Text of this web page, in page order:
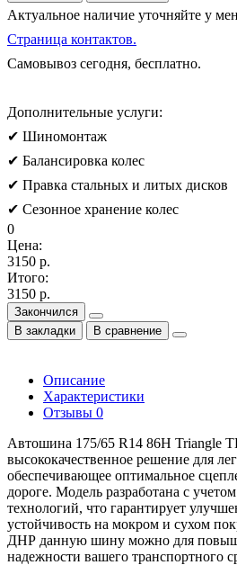
Актуальное наличие уточняйте у
Страница контактов.
Самовывоз сегодня, бесплатно.
Дополнительные услуги:
✔ Шиномонтаж
✔ Балансировка колес
✔ Правка стальных и литых дисков
✔ Сезонное хранение колес
0
Цена:
3150 р.
Итого:
3150 р.
Закончился
В закладки
В сравнение
Описание
Характеристики
Отзывы 0
Автошина 175/65 R14 86H Triangle
высококачественное решение для
обеспечивающее оптимальное
дороге. Модель разработана с
технологий, что гарантирует
устойчивость на мокром и сухом
ДНР данную шину можно для
надежности вашего транспортного